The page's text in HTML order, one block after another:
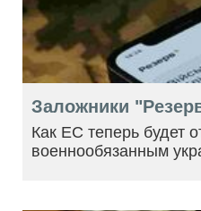
Заложники
Как ЕС теперь будет
военнообязанным